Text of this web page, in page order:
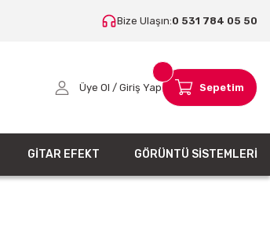
Bize Ulaşın:0 531 784 05 50
Üye Ol / Giriş Yap Sepetim
GİTAR EFEKT GÖRÜNTÜ SİSTEMLERİ